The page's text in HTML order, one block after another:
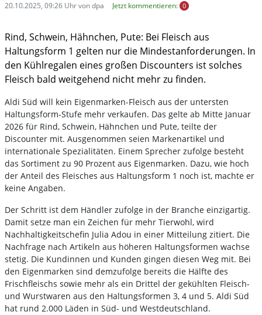
20.10.2025, 09:26 Uhr von dpa Jetzt kommentieren: 0
Rind, Schwein, Hähnchen, Pute: Bei Fleisch aus
Haltungsform 1 gelten nur die Mindestanforderungen. In
den Kühlregalen eines großen Discounters ist solches
Fleisch bald weitgehend nicht mehr zu finden.
Aldi Süd will kein Eigenmarken-Fleisch aus der untersten
Haltungsform-Stufe mehr verkaufen. Das gelte ab Mitte Januar
2026 für Rind, Schwein, Hähnchen und Pute, teilte der
Discounter mit. Ausgenommen seien Markenartikel und
internationale Spezialitäten. Einem Sprecher zufolge besteht
das Sortiment zu 90 Prozent aus Eigenmarken. Dazu, wie hoch
der Anteil des Fleisches aus Haltungsform 1 noch ist, machte er
keine Angaben.
Der Schritt ist dem Händler zufolge in der Branche einzigartig.
Damit setze man ein Zeichen für mehr Tierwohl, wird
Nachhaltigkeitschefin Julia Adou in einer Mitteilung zitiert. Die
Nachfrage nach Artikeln aus höheren Haltungsformen wachse
stetig. Die Kundinnen und Kunden gingen diesen Weg mit. Bei
den Eigenmarken sind demzufolge bereits die Hälfte des
Frischfleischs sowie mehr als ein Drittel der gekühlten Fleisch-
und Wurstwaren aus den Haltungsformen 3, 4 und 5. Aldi Süd
hat rund 2.000 Läden in Süd- und Westdeutschland.